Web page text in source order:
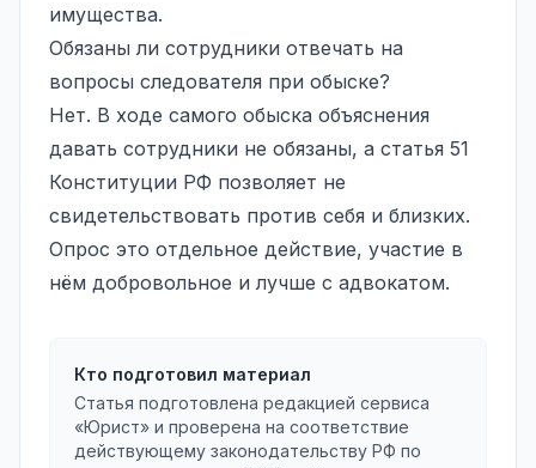
имущества.
Обязаны ли сотрудники отвечать на
вопросы следователя при обыске?
Нет. В ходе самого обыска объяснения
давать сотрудники не обязаны, а статья 51
Конституции РФ позволяет не
свидетельствовать против себя и близких.
Опрос это отдельное действие, участие в
нём добровольное и лучше с адвокатом.
Кто подготовил материал
Статья подготовлена редакцией сервиса
«Юрист» и проверена на соответствие
действующему законодательству РФ по